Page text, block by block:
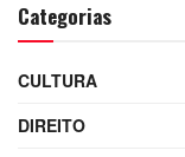
Categorias
CULTURA
DIREITO